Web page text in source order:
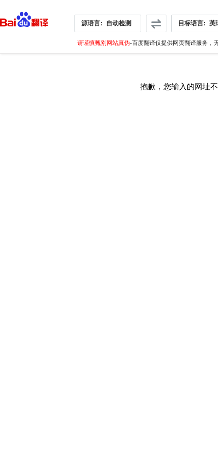
源语言: 自动检测 目标语言: 英
请谨慎甄别网站真伪-百度翻译仅提供网页翻译服务，